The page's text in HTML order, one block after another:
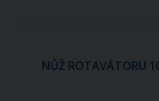
NŮŽ ROTAVÁTORU